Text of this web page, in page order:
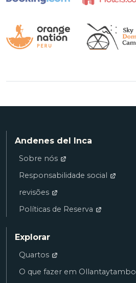
Andenes del Inca
Sobre nós
Responsabilidade social
revisões
Políticas de Reserva
Explorar
Quartos
O que fazer em Ollantaytambo